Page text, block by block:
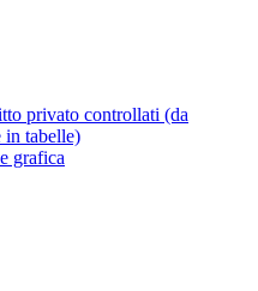
privato controllati (da
in tabelle)
grafica